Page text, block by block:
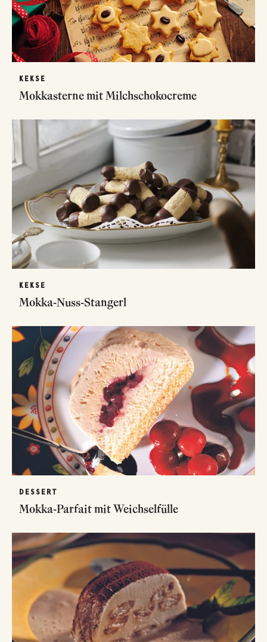
KEKSE
Mokkasterne mit Milchschokocreme
KEKSE
Mokka-Nuss-Stangerl
DESSERT
Mokka-Parfait mit Weichselfülle